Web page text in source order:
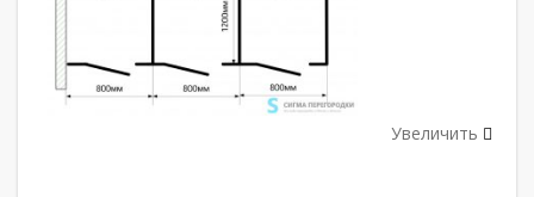
Увеличить